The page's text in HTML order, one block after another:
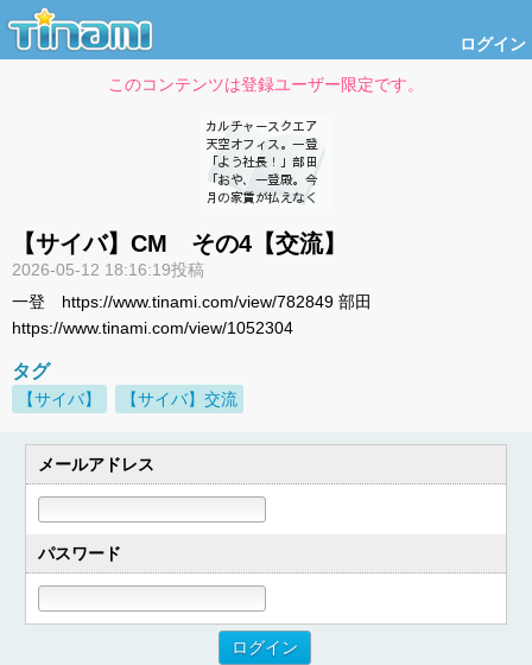
ログイン
このコンテンツは登録ユーザー限定です。
【サイバ】CM その4【交流】
2026-05-12 18:16:19投稿
一登 https://www.tinami.com/view/782849 部田
https://www.tinami.com/view/1052304
タグ
【サイバ】 【サイバ】交流
メールアドレス
パスワード